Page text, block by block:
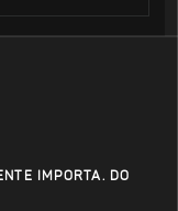
IMPORTA. DO